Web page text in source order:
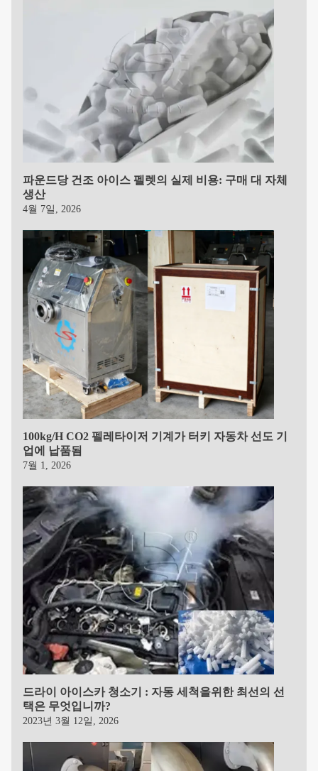
파운드당 건조 아이스 펠렛의 실제 비용: 구매 대 자체
생산
4월 7일, 2026
100kg/h CO2 펠레타이저 기계가 터키 자동차 선도 기
업에 납품됨
7월 1, 2026
드라이 아이스카 청소기 : 자동 세척을위한 최선의 선
택은 무엇입니까?
2023년 3월 12일, 2026